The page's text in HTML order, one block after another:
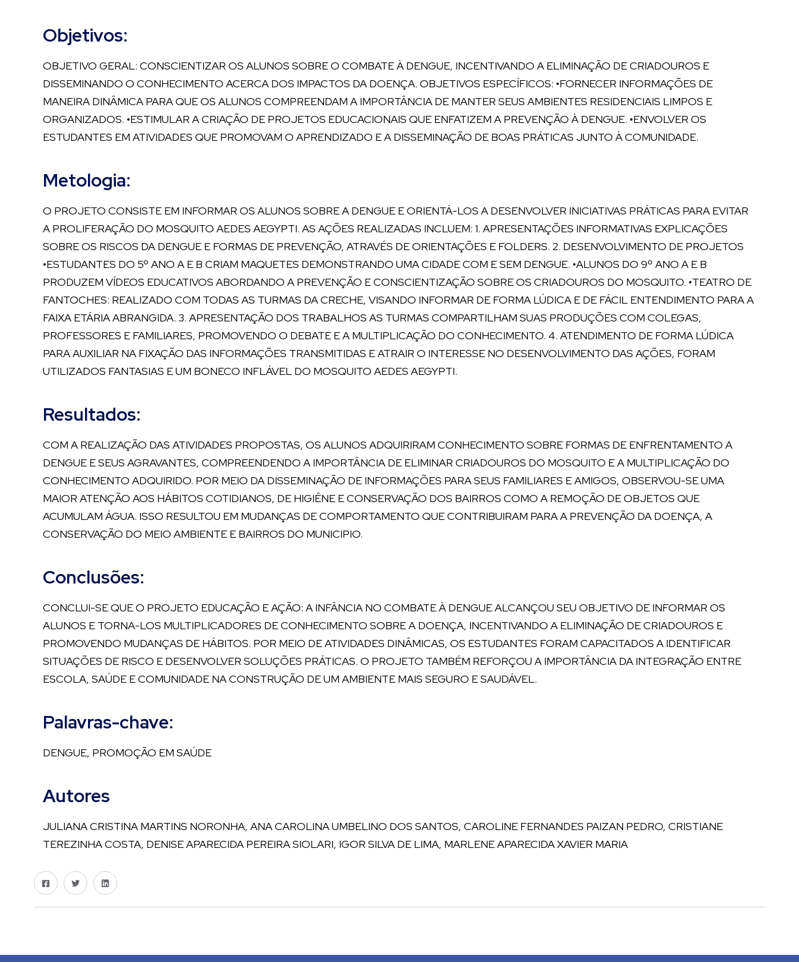
Objetivos:
OBJETIVO GERAL: CONSCIENTIZAR OS ALUNOS SOBRE O COMBATE À DENGUE, INCENTIVANDO A ELIMINAÇÃO DE CRIADOUROS E
DISSEMINANDO O CONHECIMENTO ACERCA DOS IMPACTOS DA DOENÇA. OBJETIVOS ESPECÍFICOS: •FORNECER INFORMAÇÕES DE
MANEIRA DINÂMICA PARA QUE OS ALUNOS COMPREENDAM A IMPORTÂNCIA DE MANTER SEUS AMBIENTES RESIDENCIAIS LIMPOS E
ORGANIZADOS. •ESTIMULAR A CRIAÇÃO DE PROJETOS EDUCACIONAIS QUE ENFATIZEM A PREVENÇÃO À DENGUE. •ENVOLVER OS
ESTUDANTES EM ATIVIDADES QUE PROMOVAM O APRENDIZADO E A DISSEMINAÇÃO DE BOAS PRÁTICAS JUNTO À COMUNIDADE.
Metologia:
O PROJETO CONSISTE EM INFORMAR OS ALUNOS SOBRE A DENGUE E ORIENTÁ-LOS A DESENVOLVER INICIATIVAS PRÁTICAS PARA EVITAR
A PROLIFERAÇÃO DO MOSQUITO AEDES AEGYPTI. AS AÇÕES REALIZADAS INCLUEM: 1. APRESENTAÇÕES INFORMATIVAS EXPLICAÇÕES
SOBRE OS RISCOS DA DENGUE E FORMAS DE PREVENÇÃO, ATRAVÉS DE ORIENTAÇÕES E FOLDERS. 2. DESENVOLVIMENTO DE PROJETOS
•ESTUDANTES DO 5º ANO A E B CRIAM MAQUETES DEMONSTRANDO UMA CIDADE COM E SEM DENGUE. •ALUNOS DO 9º ANO A E B
PRODUZEM VÍDEOS EDUCATIVOS ABORDANDO A PREVENÇÃO E CONSCIENTIZAÇÃO SOBRE OS CRIADOUROS DO MOSQUITO. •TEATRO DE
FANTOCHES: REALIZADO COM TODAS AS TURMAS DA CRECHE, VISANDO INFORMAR DE FORMA LÚDICA E DE FÁCIL ENTENDIMENTO PARA A
FAIXA ETÁRIA ABRANGIDA. 3. APRESENTAÇÃO DOS TRABALHOS AS TURMAS COMPARTILHAM SUAS PRODUÇÕES COM COLEGAS,
PROFESSORES E FAMILIARES, PROMOVENDO O DEBATE E A MULTIPLICAÇÃO DO CONHECIMENTO. 4. ATENDIMENTO DE FORMA LÚDICA
PARA AUXILIAR NA FIXAÇÃO DAS INFORMAÇÕES TRANSMITIDAS E ATRAIR O INTERESSE NO DESENVOLVIMENTO DAS AÇÕES, FORAM
UTILIZADOS FANTASIAS E UM BONECO INFLÁVEL DO MOSQUITO AEDES AEGYPTI.
Resultados:
COM A REALIZAÇÃO DAS ATIVIDADES PROPOSTAS, OS ALUNOS ADQUIRIRAM CONHECIMENTO SOBRE FORMAS DE ENFRENTAMENTO A
DENGUE E SEUS AGRAVANTES, COMPREENDENDO A IMPORTÂNCIA DE ELIMINAR CRIADOUROS DO MOSQUITO E A MULTIPLICAÇÃO DO
CONHECIMENTO ADQUIRIDO. POR MEIO DA DISSEMINAÇÃO DE INFORMAÇÕES PARA SEUS FAMILIARES E AMIGOS, OBSERVOU-SE UMA
MAIOR ATENÇÃO AOS HÁBITOS COTIDIANOS, DE HIGIÊNE E CONSERVAÇÃO DOS BAIRROS COMO A REMOÇÃO DE OBJETOS QUE
ACUMULAM ÁGUA. ISSO RESULTOU EM MUDANÇAS DE COMPORTAMENTO QUE CONTRIBUIRAM PARA A PREVENÇÃO DA DOENÇA, A
CONSERVAÇÃO DO MEIO AMBIENTE E BAIRROS DO MUNICIPIO.
Conclusões:
CONCLUI-SE QUE O PROJETO EDUCAÇÃO E AÇÃO: A INFÂNCIA NO COMBATE À DENGUE ALCANÇOU SEU OBJETIVO DE INFORMAR OS
ALUNOS E TORNA-LOS MULTIPLICADORES DE CONHECIMENTO SOBRE A DOENÇA, INCENTIVANDO A ELIMINAÇÃO DE CRIADOUROS E
PROMOVENDO MUDANÇAS DE HÁBITOS. POR MEIO DE ATIVIDADES DINÂMICAS, OS ESTUDANTES FORAM CAPACITADOS A IDENTIFICAR
SITUAÇÕES DE RISCO E DESENVOLVER SOLUÇÕES PRÁTICAS. O PROJETO TAMBÉM REFORÇOU A IMPORTÂNCIA DA INTEGRAÇÃO ENTRE
ESCOLA, SAÚDE E COMUNIDADE NA CONSTRUÇÃO DE UM AMBIENTE MAIS SEGURO E SAUDÁVEL.
Palavras-chave:
DENGUE, PROMOÇÃO EM SAÚDE
Autores
JULIANA CRISTINA MARTINS NORONHA, ANA CAROLINA UMBELINO DOS SANTOS, CAROLINE FERNANDES PAIZAN PEDRO, CRISTIANE
TEREZINHA COSTA, DENISE APARECIDA PEREIRA SIOLARI, IGOR SILVA DE LIMA, MARLENE APARECIDA XAVIER MARIA